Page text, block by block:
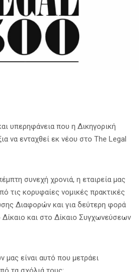
υπερηφάνεια που η Δικηγορική
να ενταχθεί εκ νέου στο The Legal
συνεχή χρονιά, η εταιρεία μας
τις κορυφαίες νομικές πρακτικές
Διαφορών και για δεύτερη φορά
Δίκαιο και στο Δίκαιο Συγχωνεύσεων
είναι αυτό που μετράει